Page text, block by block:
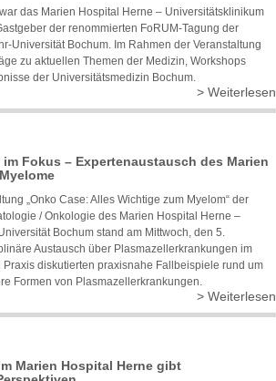
das Marien Hospital Herne – Universitätsklinikum
der renommierten FoRUM-Tagung der
Universität Bochum. Im Rahmen der Veranstaltung
zu aktuellen Themen der Medizin, Workshops
der Universitätsmedizin Bochum.
> Weiterlesen
im Fokus – Expertenaustausch des Marien
„Onko Case: Alles Wichtige zum Myelom“ der
/ Onkologie des Marien Hospital Herne –
Bochum stand am Mittwoch, den 5.
Austausch über Plasmazellerkrankungen im
Praxis diskutierten praxisnahe Fallbeispiele rund um
Formen von Plasmazellerkrankungen.
> Weiterlesen
Marien Hospital Herne gibt